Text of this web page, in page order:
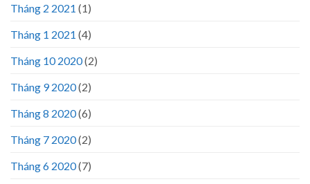
Tháng 2 2021 (1)
Tháng 1 2021 (4)
Tháng 10 2020(2)
Tháng 9 2020(2)
Tháng 8 2020(6)
Tháng 7 2020(2)
Tháng 6 2020(7)